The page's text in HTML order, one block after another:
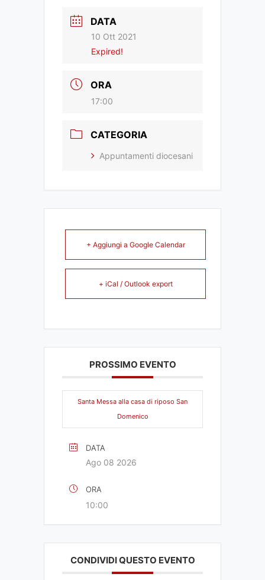
DATA
10 Ott 2021
Expired!
ORA
17:00
CATEGORIA
Appuntamenti diocesani
+ Aggiungi a Google Calendar
+ iCal / Outlook export
PROSSIMO EVENTO
Santa Messa alla casa di riposo San
Domenico
DATA
Ago 08 2026
ORA
10:00
CONDIVIDI QUESTO EVENTO